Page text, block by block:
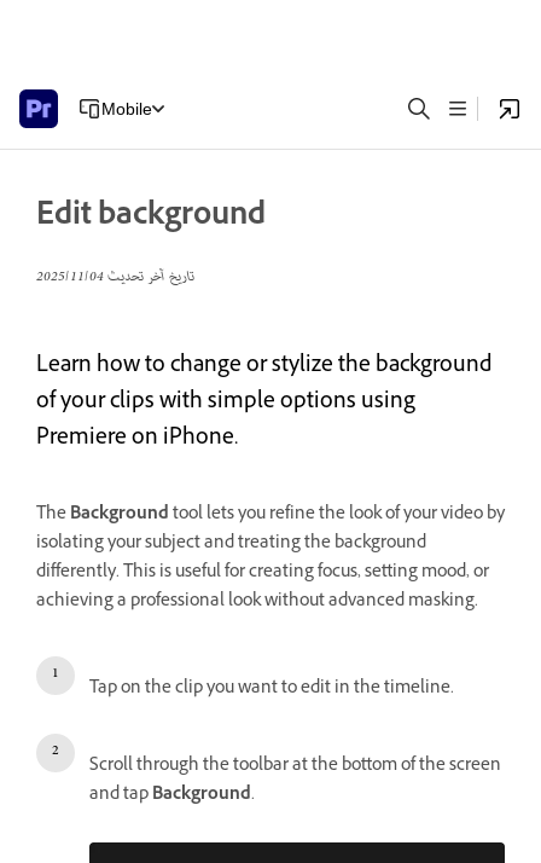
Mobile
Edit background
تاريخ آخر تحديث04‏/11‏/2025
Learn how to change or stylize the background
of your clips with simple options using
Premiere on iPhone.
TheBackgroundtool lets you refine the look of your video by
isolating your subject and treating the background
differently. This is useful for creating focus, setting mood, or
achieving a professional look without advanced masking.
Tap on the clip you want to edit in the timeline.
Scroll through the toolbar at the bottom of the screen
and tapBackground.